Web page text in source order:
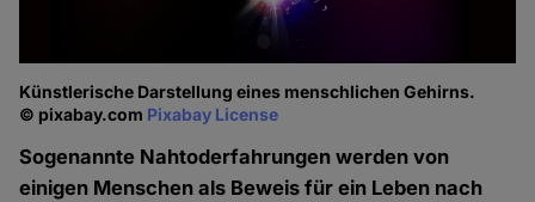
Künstlerische Darstellung eines menschlichen Gehirns.
© pixabay.com Pixabay License
Sogenannte Nahtoderfahrungen werden von
einigen Menschen als Beweis für ein Leben nach